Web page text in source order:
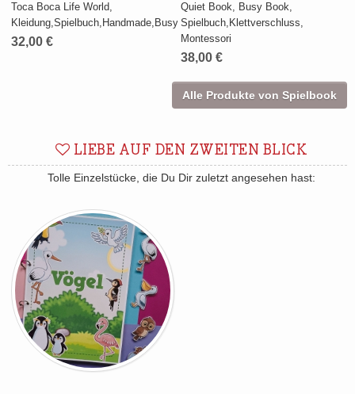
Toca Boca Life World,
Kleidung,Spielbuch,Handmade,Busybook,Spiel
32,00 €
Quiet Book, Busy Book,
Spielbuch,Klettverschluss,
Montessori
38,00 €
Alle Produkte von Spielbook
LIEBE AUF DEN ZWEITEN BLICK
Tolle Einzelstücke, die Du Dir zuletzt angesehen hast: